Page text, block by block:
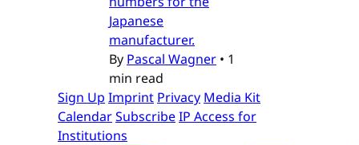
Japanese
manufacturer.
By Pascal Wagner • 1
min read
Sign Up Imprint Privacy Media Kit
CalendarSubscribeIP Access for
Institutions